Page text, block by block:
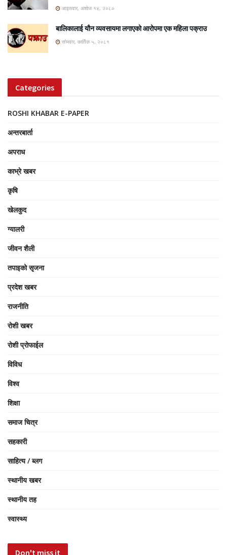
आइतवार, अशोज १४, २०८०
बालिकालाई यौन व्यवसायमा लगाएको आरोपमा एक महिला पक्राउ
सोमवार, कार्तिक ५, २०८१
Categories
ROSHI KHABAR E-PAPER
अन्तरबार्ता
अपराध
काभ्रे खबर
कृषि
खेलकुद
ग्यालरी
जीवन शैली
तपाइको सृजना
प्रदेश खबर
राजनीति
रोशी खबर
रोशी प्रोफाईल
विविध
विश्व
शिक्षा
समाज चित्र
सहकारी
साहित्य / ब्लग
स्थानीय खबर
स्थानीय तह
स्वास्थ्य
Don't miss it